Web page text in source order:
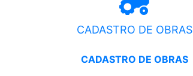
CADASTRO DE OBRAS
CADASTRO DE OBRAS